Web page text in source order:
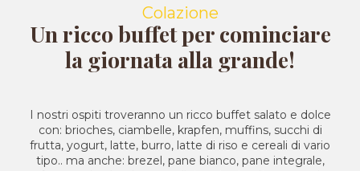
Colazione
Un ricco buffet per cominciare
la giornata alla grande!
I nostri ospiti troveranno un ricco buffet salato e dolce
con: brioches, ciambelle, krapfen, muffins, succhi di
frutta, yogurt, latte, burro, latte di riso e cereali di vario
tipo.. ma anche: brezel, pane bianco, pane integrale,